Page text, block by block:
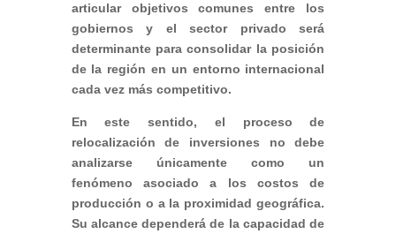
articular objetivos comunes entre los
gobiernos y el sector privado será
determinante para consolidar la posición
de la región en un entorno internacional
cada vez más competitivo.
En este sentido, el proceso de
relocalización de inversiones no debe
analizarse únicamente como un
fenómeno asociado a los costos de
producción o a la proximidad geográfica.
Su alcance dependerá de la capacidad de